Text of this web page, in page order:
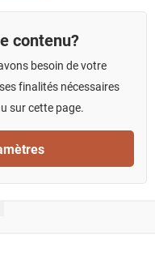
contenu?
besoin de votre
finalités nécessaires
sur cette page.